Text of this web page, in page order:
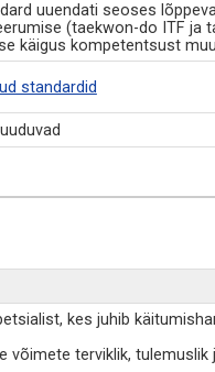
uuendati seoses
(taekwon-do ITF ja
käigus kompetentsust
standardid
kes juhib
võimete terviklik, tulemuslik